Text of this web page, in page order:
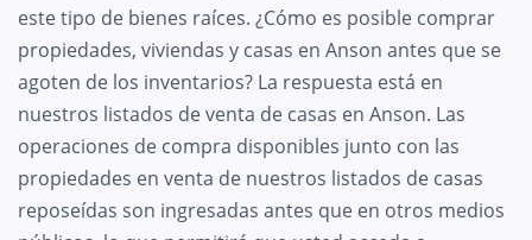
este tipo de bienes raíces. ¿Cómo es posible comprar
propiedades, viviendas y casas en Anson antes que se
agoten de los inventarios? La respuesta está en
nuestros listados de venta de casas en Anson. Las
operaciones de compra disponibles junto con las
propiedades en venta de nuestros listados de casas
reposeídas son ingresadas antes que en otros medios